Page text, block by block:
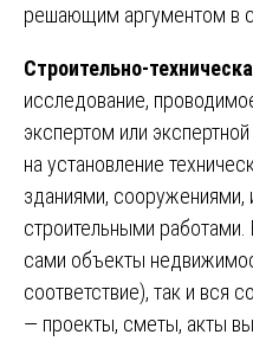
решающим аргументом в
Строительно-
исследование,
экспертом или
на установление
зданиями,
строительными
сами объекты
соответствие), так и вся
— проекты, сметы, акты